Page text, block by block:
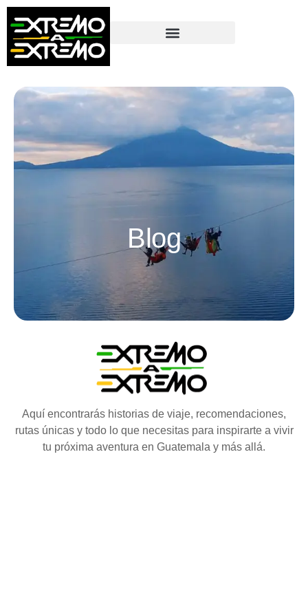
contenido
Blog
Aquí encontrarás historias de viaje, recomendaciones,
rutas únicas y todo lo que necesitas para inspirarte a vivir
tu próxima aventura en Guatemala y más allá.